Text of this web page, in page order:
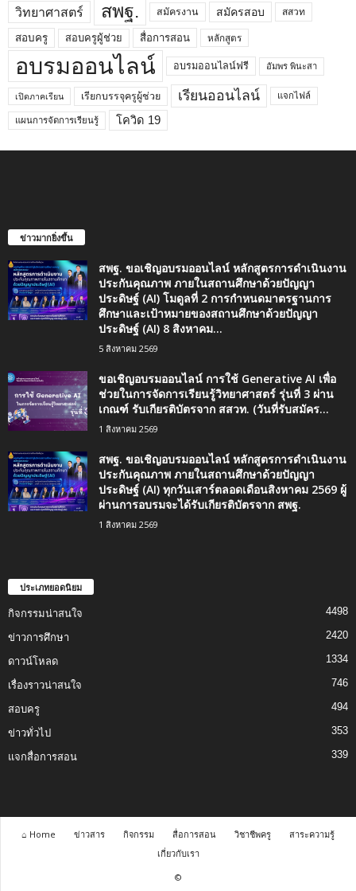
วิทยาศาสตร์ สพฐ. สมัครงาน สมัครสอบ สสวท
สอบครู สอบครูผู้ช่วย สื่อการสอน หลักสูตร
อบรมออนไลน์ อบรมออนไลน์ฟรี อัมพร พินะสา
เปิดภาคเรียน เรียกบรรจุครูผู้ช่วย เรียนออนไลน์ แจกไฟล์
แผนการจัดการเรียนรู้ โควิด 19
ข่าวมากยิ่งขึ้น
สพฐ. ขอเชิญอบรมออนไลน์ หลักสูตรการดำเนินงาน
ประกันคุณภาพ ภายในสถานศึกษาด้วยปัญญา
ประดิษฐ์ (AI) โมดูลที่ 2 การกำหนดมาตรฐานการ
ศึกษาและเป้าหมายของสถานศึกษาด้วยปัญญา
ประดิษฐ์ (AI) 8 สิงหาคม...
5 สิงหาคม 2569
ขอเชิญอบรมออนไลน์ การใช้ Generative AI เพื่อ
ช่วยในการจัดการเรียนรู้วิทยาศาสตร์ รุ่นที่ 3 ผ่าน
เกณฑ์ รับเกียรติบัตรจาก สสวท. (วันที่รับสมัคร...
1 สิงหาคม 2569
สพฐ. ขอเชิญอบรมออนไลน์ หลักสูตรการดำเนินงาน
ประกันคุณภาพ ภายในสถานศึกษาด้วยปัญญา
ประดิษฐ์ (AI) ทุกวันเสาร์ตลอดเดือนสิงหาคม 2569 ผู้
ผ่านการอบรมจะได้รับเกียรติบัตรจาก สพฐ.
1 สิงหาคม 2569
ประเภทยอดนิยม
กิจกรรมน่าสนใจ 4498
ข่าวการศึกษา 2420
ดาวน์โหลด 1334
เรื่องราวน่าสนใจ 746
สอบครู 494
ข่าวทั่วไป 353
แจกสื่อการสอน 339
⌂ Home ข่าวสาร กิจกรรม สื่อการสอน วิชาชีพครู
สาระความรู้
เกี่ยวกับเรา
©